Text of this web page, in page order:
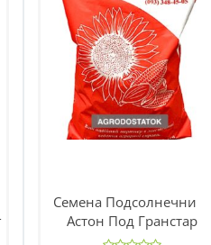
Семена Подсолнечника
Астон Под Гранстар